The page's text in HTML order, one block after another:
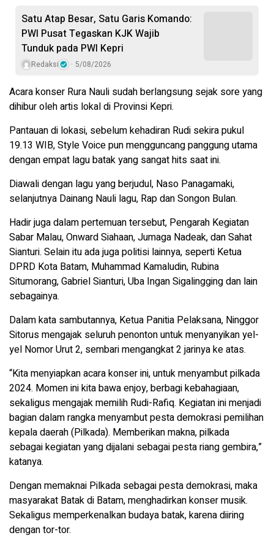
Satu Atap Besar, Satu Garis Komando:
PWI Pusat Tegaskan KJK Wajib
Tunduk pada PWI Kepri
Redaksi 5/08/2026
Acara konser Rura Nauli sudah berlangsung sejak sore yang
dihibur oleh artis lokal di Provinsi Kepri.
Pantauan di lokasi, sebelum kehadiran Rudi sekira pukul
19.13 WIB, Style Voice pun mengguncang panggung utama
dengan empat lagu batak yang sangat hits saat ini.
Diawali dengan lagu yang berjudul, Naso Panagamaki,
selanjutnya Dainang Nauli lagu, Rap dan Songon Bulan.
Hadir juga dalam pertemuan tersebut, Pengarah Kegiatan
Sabar Malau, Onward Siahaan, Jumaga Nadeak, dan Sahat
Sianturi. Selain itu ada juga politisi lainnya, seperti Ketua
DPRD Kota Batam, Muhammad Kamaludin, Rubina
Situmorang, Gabriel Sianturi, Uba Ingan Sigalingging dan lain
sebagainya.
Dalam kata sambutannya, Ketua Panitia Pelaksana, Ninggor
Sitorus mengajak seluruh penonton untuk menyanyikan yel-
yel Nomor Urut 2, sembari mengangkat 2 jarinya ke atas.
“Kita menyiapkan acara konser ini, untuk menyambut pilkada
2024. Momen ini kita bawa enjoy, berbagi kebahagiaan,
sekaligus mengajak memilih Rudi-Rafiq. Kegiatan ini menjadi
bagian dalam rangka menyambut pesta demokrasi pemilihan
kepala daerah (Pilkada). Memberikan makna, pilkada
sebagai kegiatan yang dijalani sebagai pesta riang gembira,”
katanya.
Dengan memaknai Pilkada sebagai pesta demokrasi, maka
masyarakat Batak di Batam, menghadirkan konser musik.
Sekaligus memperkenalkan budaya batak, karena diiring
dengan tor-tor.